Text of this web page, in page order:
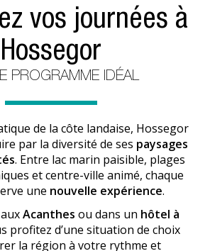
vos journées à
Hossegor
PROGRAMME IDÉAL
de la côte landaise, Hossegor
par la diversité de ses paysages
. Entre lac marin paisible, plages
et centre-ville animé, chaque
une nouvelle expérience.
Acanthes ou dans un hôtel à
profitez d’une situation de choix
la région à votre rythme et